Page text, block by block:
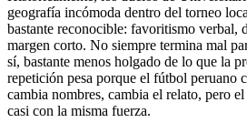
geografía incómoda dentro del torneo
bastante reconocible: favoritismo verbal,
margen corto. No siempre termina mal
sí, bastante menos holgado de lo que la
repetición pesa porque el fútbol peruano
cambia nombres, cambia el relato, pero
casi con la misma fuerza.